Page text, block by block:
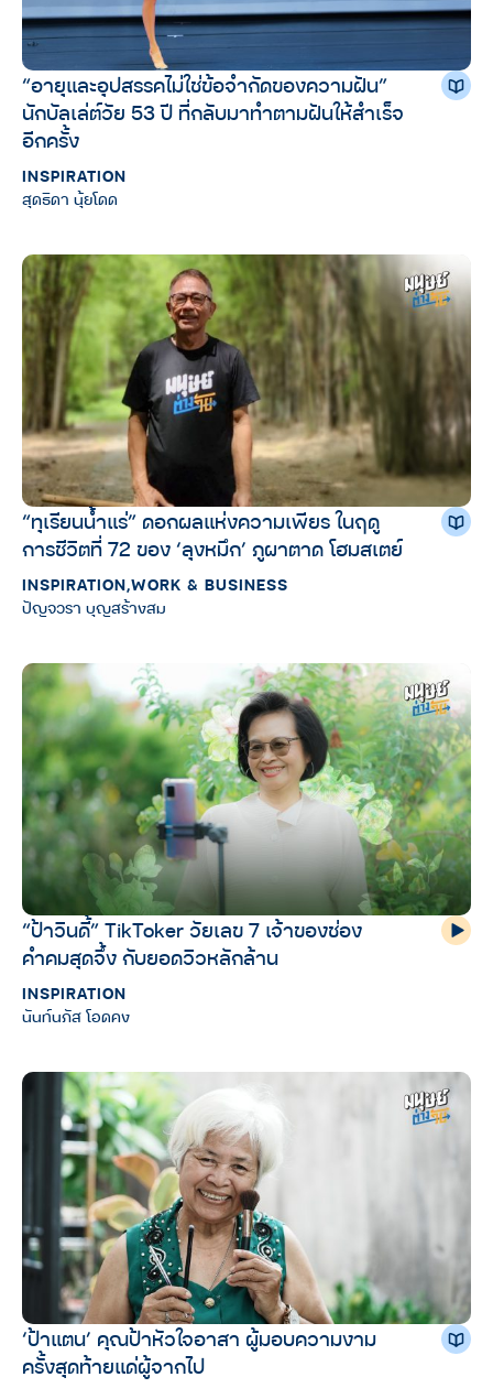
“อายุและอุปสรรคไม่ใช่ข้อจำกัดของความฝัน”
นักบัลเล่ต์วัย 53 ปี ที่กลับมาทำตามฝันให้สำเร็จ
อีกครั้ง
INSPIRATION
สุดธิดา นุ้ยโดด
“ทุเรียนน้ำแร่” ดอกผลแห่งความเพียร ในฤดู
การชีวิตที่ 72 ของ ‘ลุงหมึก’ ภูผาตาด โฮมสเตย์
INSPIRATION,WORK & BUSINESS
ปัญจวรา บุญสร้างสม
“ป้าวินดี้” TikToker วัยเลข 7 เจ้าของช่อง
คำคมสุดจึ้ง กับยอดวิวหลักล้าน
INSPIRATION
นันท์นภัส โอดคง
‘ป้าแตน’ คุณป้าหัวใจอาสา ผู้มอบความงาม
ครั้งสุดท้ายแด่ผู้จากไป